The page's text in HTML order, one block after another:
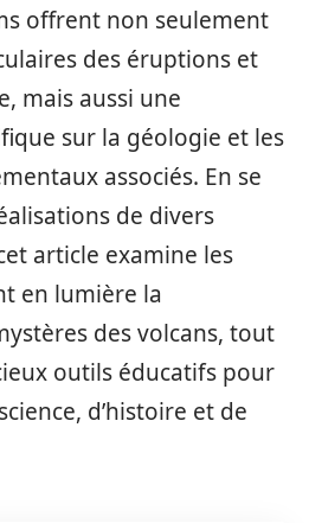
offrent non seulement
des éruptions et
mais aussi une
sur la géologie et les
associés. En se
de divers
article examine les
en lumière la
des volcans, tout
outils éducatifs pour
d’histoire et de